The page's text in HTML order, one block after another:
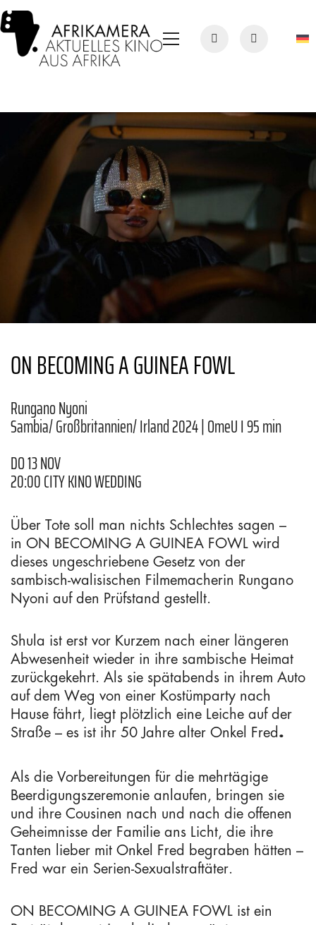
ON BECOMING A GUINEA FOWL
Rungano Nyoni
Sambia/ Großbritannien/ Irland 2024 | OmeU I 95 min
DO 13 NOV
20:00 CITY KINO WEDDING
Über Tote soll man nichts Schlechtes sagen –
in ON BECOMING A GUINEA FOWL wird
dieses ungeschriebene Gesetz von der
sambisch-walisischen Filmemacherin Rungano
Nyoni auf den Prüfstand gestellt.
Shula ist erst vor Kurzem nach einer längeren
Abwesenheit wieder in ihre sambische Heimat
zurückgekehrt. Als sie spätabends in ihrem Auto
auf dem Weg von einer Kostümparty nach
Hause fährt, liegt plötzlich eine Leiche auf der
Straße – es ist ihr 50 Jahre alter Onkel Fred.
Als die Vorbereitungen für die mehrtägige
Beerdigungszeremonie anlaufen, bringen sie
und ihre Cousinen nach und nach die offenen
Geheimnisse der Familie ans Licht, die ihre
Tanten lieber mit Onkel Fred begraben hätten –
Fred war ein Serien-Sexualstraftäter.
ON BECOMING A GUINEA FOWL ist ein